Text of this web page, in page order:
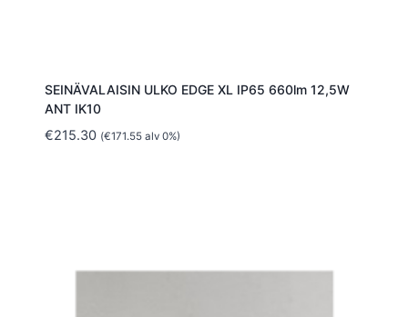
SEINÄVALAISIN ULKO EDGE XL IP65 660lm 12,5W
ANT IK10
€215.30 (€171.55alv 0%)